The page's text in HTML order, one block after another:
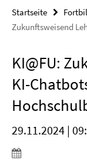
Startseite
Zukunftsweisend
KI@FU:
KI-
29.11.2024 |